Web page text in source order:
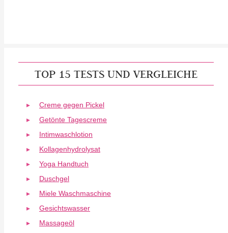
TOP 15 TESTS UND VERGLEICHE
Creme gegen Pickel
Getönte Tagescreme
Intimwaschlotion
Kollagenhydrolysat
Yoga Handtuch
Duschgel
Miele Waschmaschine
Gesichtswasser
Massageöl